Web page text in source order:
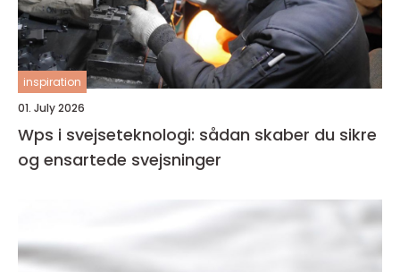
inspiration
01. July 2026
Wps i svejseteknologi: sådan skaber du sikre
og ensartede svejsninger